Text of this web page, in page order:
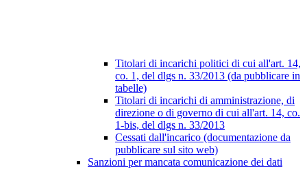
Titolari di incarichi politici di cui all'art. 14,
co. 1, del dlgs n. 33/2013 (da pubblicare in
tabelle)
Titolari di incarichi di amministrazione, di
direzione o di governo di cui all'art. 14, co.
1-bis, del dlgs n. 33/2013
Cessati dall'incarico (documentazione da
pubblicare sul sito web)
Sanzioni per mancata comunicazione dei dati